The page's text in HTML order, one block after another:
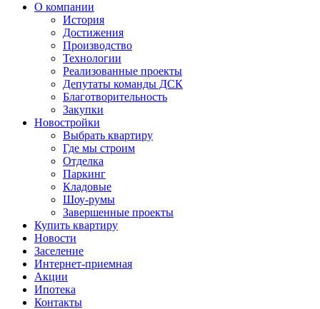
О компании
История
Достижения
Производство
Технологии
Реализованные проекты
Депутаты команды ДСК
Благотворительность
Закупки
Новостройки
Выбрать квартиру
Где мы строим
Отделка
Паркинг
Кладовые
Шоу-румы
Завершенные проекты
Купить квартиру
Новости
Заселение
Интернет-приемная
Акции
Ипотека
Контакты